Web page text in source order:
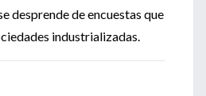
desprende de encuestas que
industrializadas.